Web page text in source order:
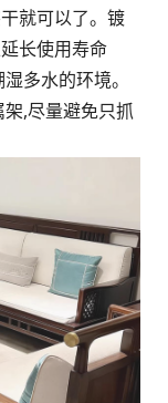
就可以了。镀
长使用寿命
多水的环境。
,尽量避免只抓